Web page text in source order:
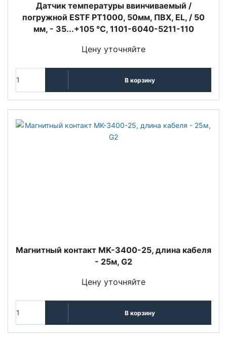
Датчик температуры ввинчиваемый /
погружной ESTF PT1000, 50мм, ПВХ, EL, / 50
мм, - 35...+105 °C, 1101-6040-5211-110
Цену уточняйте
В корзину
Магнитный контакт MK-3400-25, длина кабеля
- 25м, G2
Цену уточняйте
В корзину